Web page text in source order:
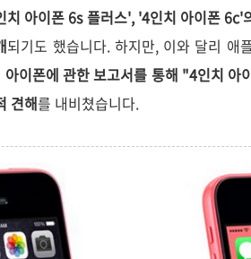
아이폰 6s 플러스', '4인치 아이폰 6c'
되기도 했습니다.하지만, 이와 달리 애
아이폰에 관한보고서를 통해 "4인치 아
견해를 내비쳤습니다.